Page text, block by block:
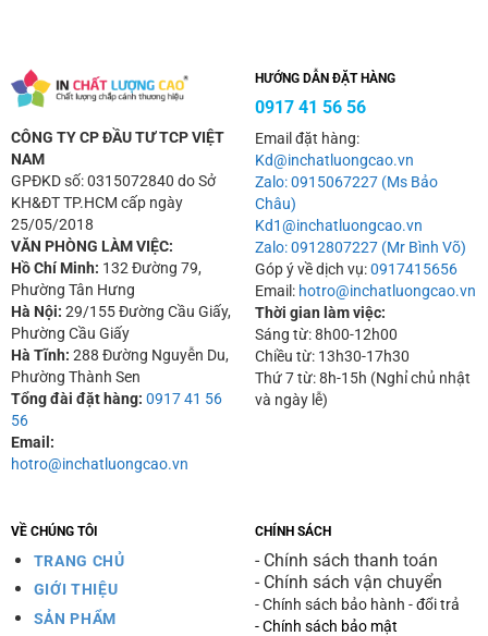
CÔNG TY CP ĐẦU TƯ TCP VIỆT
NAM
GPĐKD số: 0315072840 do Sở
KH&ĐT TP.HCM cấp ngày
25/05/2018
VĂN PHÒNG LÀM VIỆC:
Hồ Chí Minh: 132 Đường 79,
Phường Tân Hưng
Hà Nội: 29/155 Đường Cầu Giấy,
Phường Cầu Giấy
Hà Tĩnh: 288 Đường Nguyễn Du,
Phường Thành Sen
Tổng đài đặt hàng: 0917 41 56
56
Email:
hotro@inchatluongcao.vn
HƯỚNG DẪN ĐẶT HÀNG
0917 41 56 56
Email đặt hàng:
Kd@inchatluongcao.vn
Zalo: 0915067227 (Ms Bảo
Châu)
Kd1@inchatluongcao.vn
Zalo: 0912807227 (Mr Bình Võ)
Góp ý về dịch vụ:0917415656
Email: hotro@inchatluongcao.vn
Thời gian làm việc:
Sáng từ: 8h00-12h00
Chiều từ: 13h30-17h30
Thứ 7 từ: 8h-15h (Nghỉ chủ nhật
và ngày lễ)
VỀ CHÚNG TÔI
TRANG CHỦ
GIỚI THIỆU
SẢN PHẨM
CHÍNH SÁCH
- Chính sách thanh toán
- Chính sách vận chuyển
- Chính sách bảo hành - đổi trả
- Chính sách bảo mật